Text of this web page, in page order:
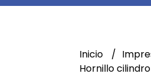
Inicio
Hornillo cilindro